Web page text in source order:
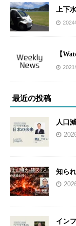
上下
2024
【
2021
最近の投稿
人口
知ら
イン